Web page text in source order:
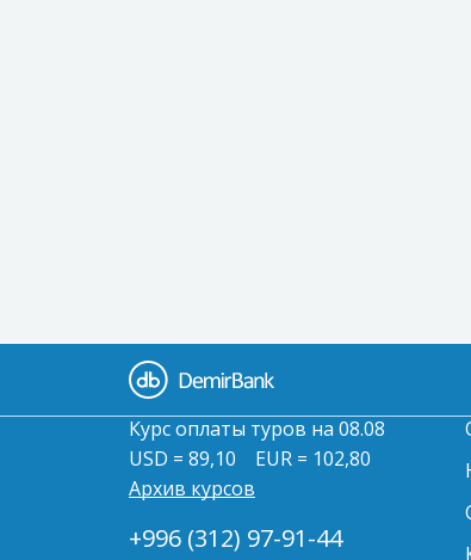
Курс оплаты туров на 08.08
USD = 89,10
EUR = 102,80
Архив курсов
+996 (312) 97-91-44